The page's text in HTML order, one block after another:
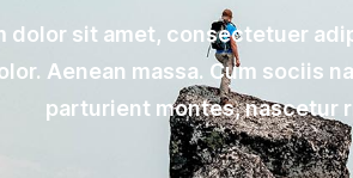
dolor sit amet, consectetuer
Aenean massa. Cum sociis
parturient montes, nascetur